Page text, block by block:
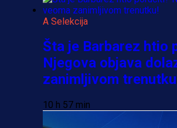
A Selekcija
Šta je Barbarez htio
Njegova objava
zanimljivom
10 h 57 min